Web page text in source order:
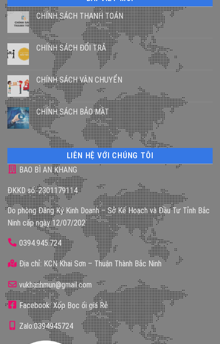
CHÍNH SÁCH THANH TOÁN
CHÍNH SÁCH ĐỔI TRẢ
CHÍNH SÁCH VẬN CHUYỂN
CHÍNH SÁCH BẢO MẬT
LIÊN HỆ VỚI CHÚNG TÔI
BAO BÌ AN KHANG
ĐKKD số: 2301179114
Do phòng Đăng Ký Kinh Doanh – Sở Kế Hoạch và Đầu Tư Tỉnh Bắc
Ninh cấp ngày 12/07/202
0394.945.724
Địa chỉ: KCN Khai Sơn – Thuận Thành Bắc Ninh
vukhanhmun@gmail.com
Facebook: Xốp Bọc ổi giá Rẻ
Zalo:0394945724